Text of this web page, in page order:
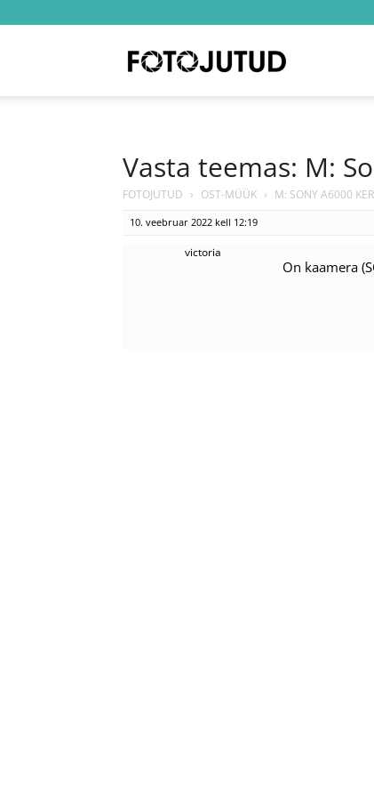
Vasta teemas: M:
FOTOJUTUD › OST-MÜÜK › M: SONY A6000
10. veebruar 2022 kell 12:19
victoria
On kaamera